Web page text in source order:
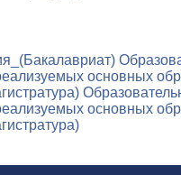
основных
основных